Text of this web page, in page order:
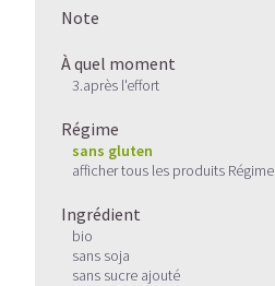
Note
À quel moment
3.après l'effort
Régime
sans gluten
afficher tous les produits Régime
Ingrédient
bio
sans soja
sans sucre ajouté